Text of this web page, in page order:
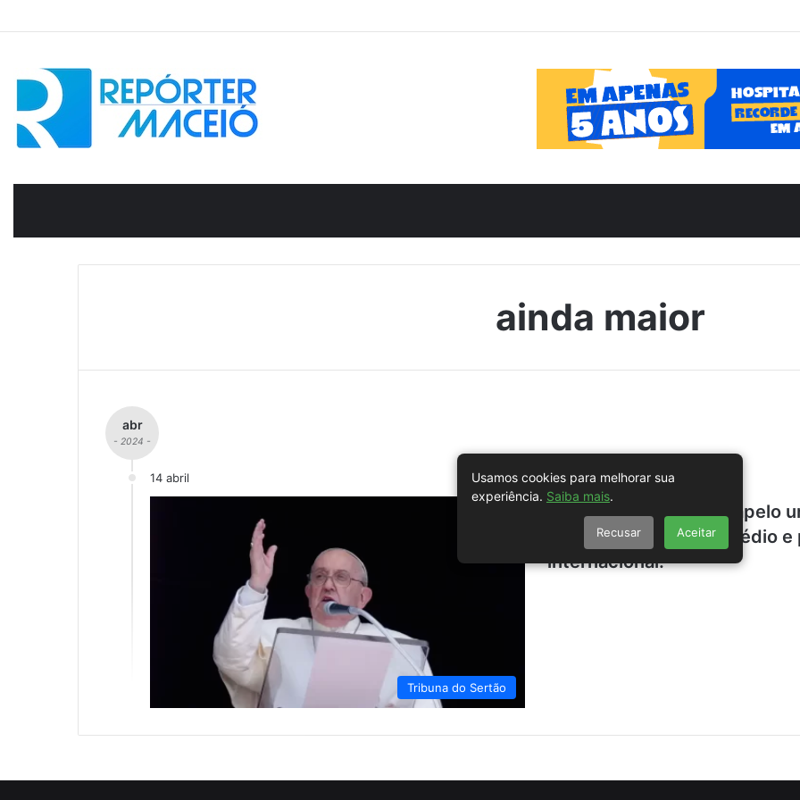
ainda maior
abr
- 2024 -
14 abril
Tribuna do Sertão
Papa Francisco lança apelo
violência no Oriente Médio
internacional.
Usamos cookies para melhorar sua
experiência. Saiba mais.
Recusar Aceitar